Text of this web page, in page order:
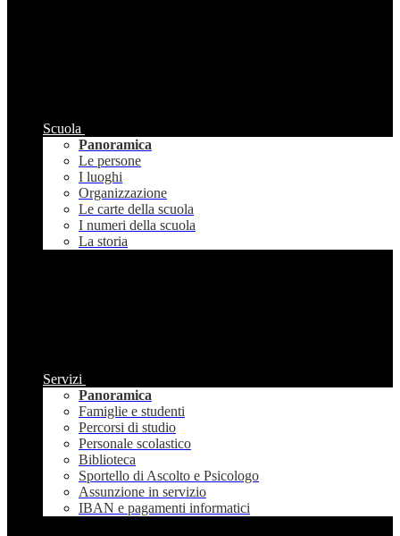
Scuola
Panoramica
Le persone
I luoghi
Organizzazione
Le carte della scuola
I numeri della scuola
La storia
Servizi
Panoramica
Famiglie e studenti
Percorsi di studio
Personale scolastico
Biblioteca
Sportello di Ascolto e Psicologo
Assunzione in servizio
IBAN e pagamenti informatici